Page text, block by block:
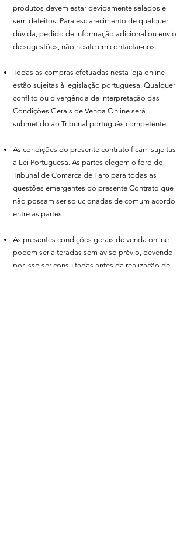
produtos devem estar devidamente selados e
sem defeitos. Para esclarecimento de qualquer
dúvida, pedido de informação adicional ou envio
de sugestões, não hesite em contactar-nos.
Todas as compras efetuadas nesta loja online
estão sujeitas à legislação portuguesa. Qualquer
conflito ou divergência de interpretação das
Condições Gerais de Venda Online será
submetido ao Tribunal português competente.
As condições do presente contrato ficam sujeitas
à Lei Portuguesa. As partes elegem o foro do
Tribunal de Comarca de Faro para todas as
questões emergentes do presente Contrato que
não possam ser solucionadas de comum acordo
entre as partes.
As presentes condições gerais de venda online
podem ser alteradas sem aviso prévio, devendo
por isso ser consultadas antes da realização de